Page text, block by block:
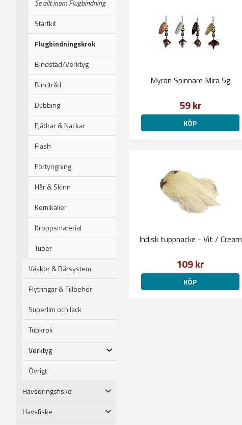
Se allt inom Flugbindning
Startkit
Flugbindningskrok
Bindstäd/Verktyg
Bindtråd
Dubbing
Fjädrar & Nackar
Flash
Förtyngning
Hår & Skinn
Kemikalier
Kroppsmaterial
Tuber
Väskor & Bärsystem
Flytringar & Tillbehör
Superlim och lack
Tubkrok
Verktyg
Övrigt
Havsöringsfiske
Havsfiske
Myran Spinnare Mira 5g
59 kr
KÖP
Indisk tuppnacke - Vit / Cream
109 kr
KÖP